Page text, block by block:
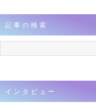
記事の検索
インタビュー